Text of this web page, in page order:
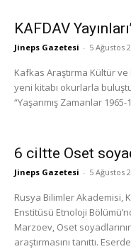
KAFDAV
Jineps Gazetesi - 5 Ağustos
Kafkas Araştırma Kültür ve
yeni kitabı okurlarla
“Yaşanmış Zamanlar 1965-
6 ciltte Oset
Jineps Gazetesi - 5 Ağustos
Rusya Bilimler Akademisi,
Enstitüsü Etnoloji
Marzoev, Oset
araştırmasını tanıttı.